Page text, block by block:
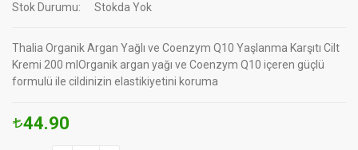
Stok Durumu:
Stokda Yok
Thalia Organik Argan Yağlı ve Coenzym Q10 Yaşlanma Karşıtı Cilt
Kremi 200 mlOrganik argan yağı ve Coenzym Q10 içeren güçlü
formulü ile cildinizin elastikiyetini koruma
44.90